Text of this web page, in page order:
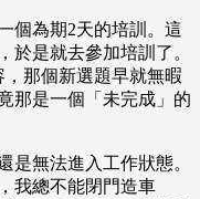
個為期2天的培訓。這
於是就去參加培訓了。
那個新選題早就無暇
那是一個「未完成」的
是無法進入工作狀態。
我總不能閉門造車